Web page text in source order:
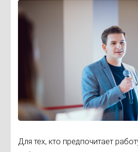
Для тех, кто предпочитает